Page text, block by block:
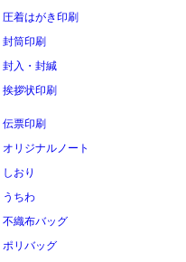
圧着はがき印刷
封筒印刷
封入・封緘
挨拶状印刷
伝票印刷
オリジナルノート
しおり
うちわ
不織布バッグ
ポリバッグ